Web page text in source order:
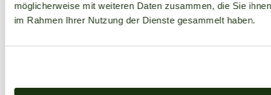
möglicherweise mit weiteren Daten zusammen, die Sie
im Rahmen Ihrer Nutzung der Dienste gesammelt haben.